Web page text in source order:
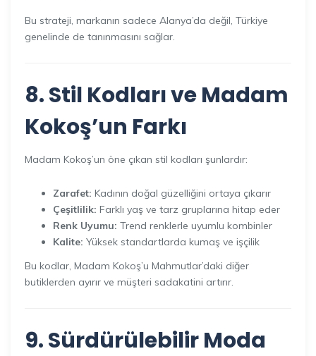
Bu strateji, markanın sadece Alanya’da değil, Türkiye
genelinde de tanınmasını sağlar.
8. Stil Kodları ve Madam
Kokoş’un Farkı
Madam Kokoş’un öne çıkan stil kodları şunlardır:
Zarafet: Kadının doğal güzelliğini ortaya çıkarır
Çeşitlilik: Farklı yaş ve tarz gruplarına hitap eder
Renk Uyumu: Trend renklerle uyumlu kombinler
Kalite: Yüksek standartlarda kumaş ve işçilik
Bu kodlar, Madam Kokoş’u Mahmutlar’daki diğer
butiklerden ayırır ve müşteri sadakatini artırır.
9. Sürdürülebilir Moda